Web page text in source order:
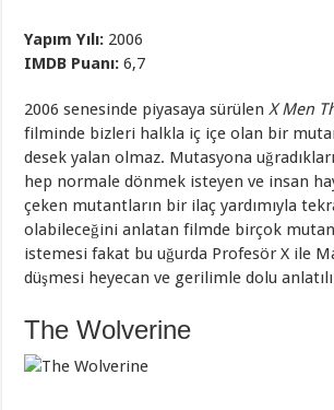
Yapım Yılı: 2006
IMDB Puanı: 6,7
2006 senesinde piyasaya sürülenX Men
filminde bizleri halkla iç içe olan bir
desek yalan olmaz. Mutasyona
hep normale dönmek isteyen ve insan
çeken mutantların bir ilaç yardımıyla
olabileceğini anlatan filmde birçok
istemesi fakat bu uğurda Profesör X ile
düşmesi heyecan ve gerilimle dolu
The Wolverine